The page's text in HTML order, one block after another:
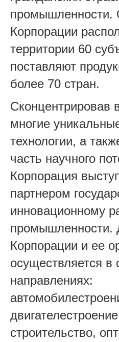
промышленности.
Корпорации
территории 60
поставляют
более 70 стран.
Сконцентрировав
многие
технологии, а
часть научного
Корпорация
партнером
инновационному
промышленности.
Корпорации и ее
осуществляется
направлениях:
строительство,